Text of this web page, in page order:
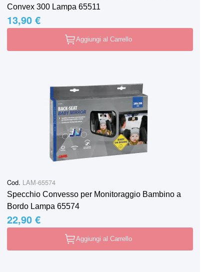
Convex 300 Lampa 65511
13,90 €
Aggiungi al Carrello
Cod. LAM-65574
Specchio Convesso per Monitoraggio Bambino a
Bordo Lampa 65574
22,90 €
Aggiungi al Carrello